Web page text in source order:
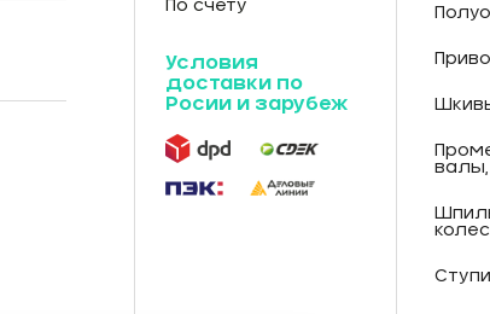
По счету
Условия
доставки по
Росии и зарубеж